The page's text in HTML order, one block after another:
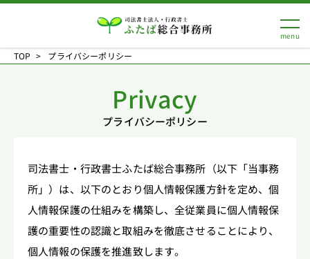
TOP プライバシーポリシー
Privacy
プライバシーポリシー
司法書士・行政書士ふたば総合事務所（以下「当事務
所」）は、以下のとおり個人情報保護方針を定め、個
人情報保護の仕組みを構築し、全従業員に個人情報保
護の重要性の認識と取組みを徹底させることにより、
個人情報の保護を推進致します。